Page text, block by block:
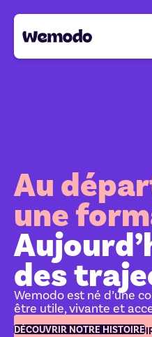
Au
une
des
Wemodo est né d’une
être utile, vivante et
DÉCOUVRIR NOTRE
DÉCOUVRIR NOTRE HISTOIRE